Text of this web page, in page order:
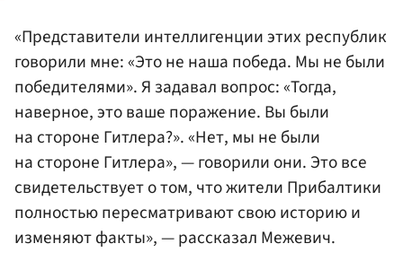
«Представители интеллигенции этих республик
говорили мне: «Это не наша победа. Мы не были
победителями». Я задавал вопрос: «Тогда,
наверное, это ваше поражение. Вы были
на стороне Гитлера?». «Нет, мы не были
на стороне Гитлера», — говорили они. Это все
свидетельствует о том, что жители Прибалтики
полностью пересматривают свою историю и
изменяют факты», — рассказал Межевич.